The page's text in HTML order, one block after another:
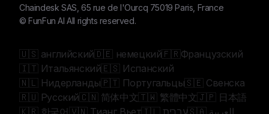
Chaindesk SAS, 65 rue de l'Ourcq 75019 Paris, France
©FunFun AI All rights reserved.
🇺🇸 английский🇩🇪 немецкий🇫🇷Французский
🇮🇹 Итальянский🇪🇸 Испанский
🇳🇱 Нидерланды🇵🇹 Португальцы🇸🇪 Свенска
🇷🇺 Русский🇨🇳 简体中文🇹🇼 繁體中文🇯🇵 日本語
🇰🇷 한국어🇻🇳 Тианг Вьет 🇮🇱 עברית 🇸🇦 العربية